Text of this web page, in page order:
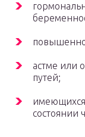
астме или
путей;
имеющихся
состоянии